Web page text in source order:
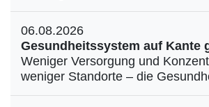
06.08.2026
Gesundheitssystem auf Kante
Weniger Versorgung und
weniger Standorte – die